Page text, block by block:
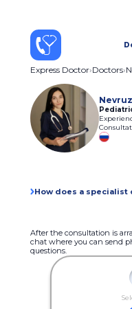
Express Doctor Doctors
How does a specialist
After the consultation is
chat where you can send
questions.